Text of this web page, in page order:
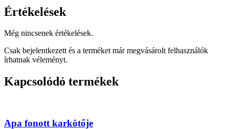
Értékelések
Még nincsenek értékelések.
Csak bejelentkezett és a terméket már megvásárolt felhasználók
írhatnak véleményt.
Kapcsolódó termékek
Apa fonott karkötője